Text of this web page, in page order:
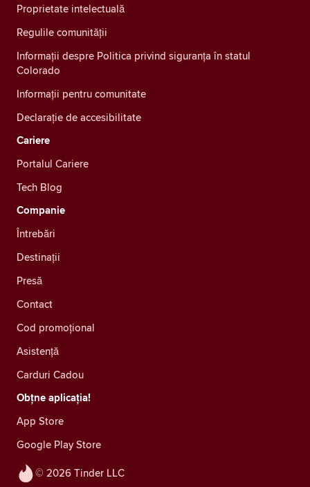
© 2026 Tinder LLC
Proprietate intelectuală
Regulile comunității
Informații despre Politica privind siguranța în statul
Colorado
Informații pentru comunitate
Declarație de accesibilitate
Cariere
Portalul Cariere
Tech Blog
Companie
Întrebări
Destinații
Presă
Contact
Cod promoțional
Asistență
Carduri Cadou
Obțne aplicația!
App Store
Google Play Store